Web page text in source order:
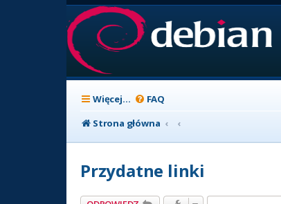
Więcej… FAQ
Strona główna
Przydatne linki